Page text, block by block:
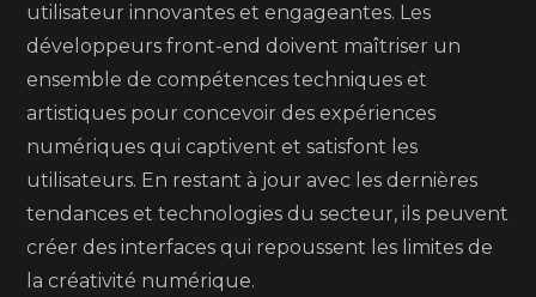
utilisateur innovantes et engageantes. Les
développeurs front-end doivent maîtriser un
ensemble de compétences techniques et
artistiques pour concevoir des expériences
numériques qui captivent et satisfont les
utilisateurs. En restant à jour avec les dernières
tendances et technologies du secteur, ils peuvent
créer des interfaces qui repoussent les limites de
la créativité numérique.